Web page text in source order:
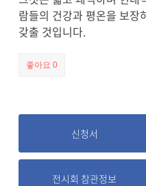
람들의 건강과 평온을 보장
갖출 것입니다.
좋아요0
신청서
전시회 참관정보